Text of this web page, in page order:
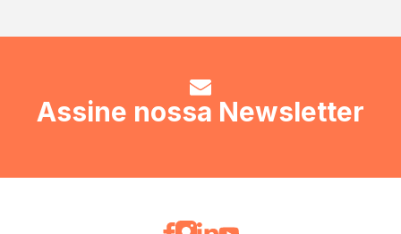
Assine nossa Newsletter